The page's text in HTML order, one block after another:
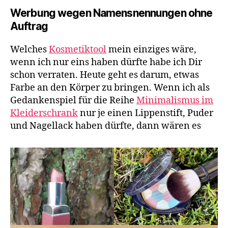
Werbung wegen Namensnennungen ohne
Auftrag
WelchesKosmetiktoolmein einziges wäre,
wenn ich nur eins haben dürfte habe ich Dir
schon verraten. Heute geht es darum, etwas
Farbe an den Körper zu bringen. Wenn ich als
Gedankenspiel für die Reihe Minimalismus im
Kleiderschranknur je einen Lippenstift, Puder
und Nagellack haben dürfte, dann wären es